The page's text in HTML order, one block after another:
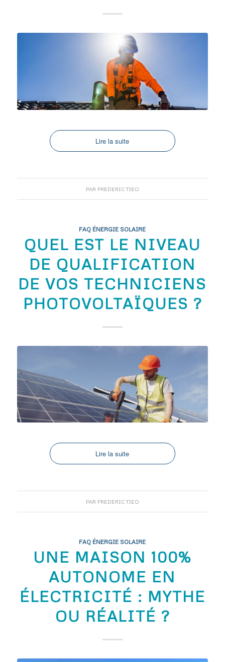
Lire la suite
PAR FREDERIC TIEO
FAQ ÉNERGIE SOLAIRE
QUEL EST LE NIVEAU
DE QUALIFICATION
DE VOS TECHNICIENS
PHOTOVOLTAÏQUES ?
Lire la suite
PAR FREDERIC TIEO
FAQ ÉNERGIE SOLAIRE
UNE MAISON 100%
AUTONOME EN
ÉLECTRICITÉ : MYTHE
OU RÉALITÉ ?